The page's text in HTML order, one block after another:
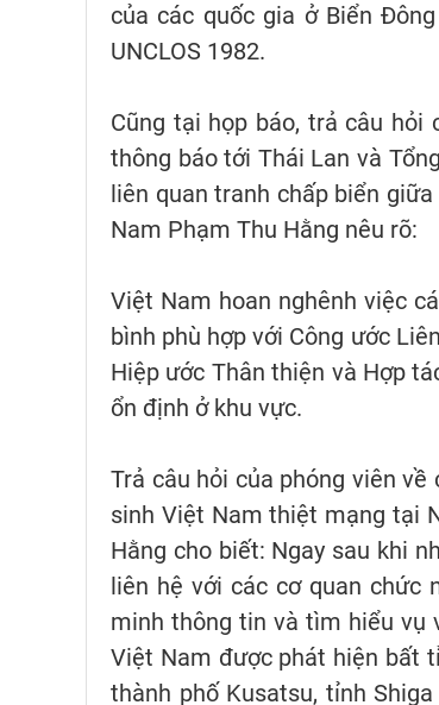
của các quốc gia ở Biển
UNCLOS 1982.
Cũng tại họp báo, trả câu hỏi
thông báo tới Thái Lan và
liên quan tranh chấp biển
Nam Phạm Thu Hằng nêu rõ:
Việt Nam hoan nghênh việc
bình phù hợp với Công ước
Hiệp ước Thân thiện và Hợp
ổn định ở khu vực.
Trả câu hỏi của phóng viên
sinh Việt Nam thiệt mạng tại
Hằng cho biết: Ngay sau khi
liên hệ với các cơ quan chức
minh thông tin và tìm hiểu vụ
Việt Nam được phát hiện bất
thành phố Kusatsu, tỉnh